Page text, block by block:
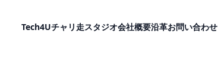
Tech4Uチャリ走スタジオ会社概要沿革お問い合わせ